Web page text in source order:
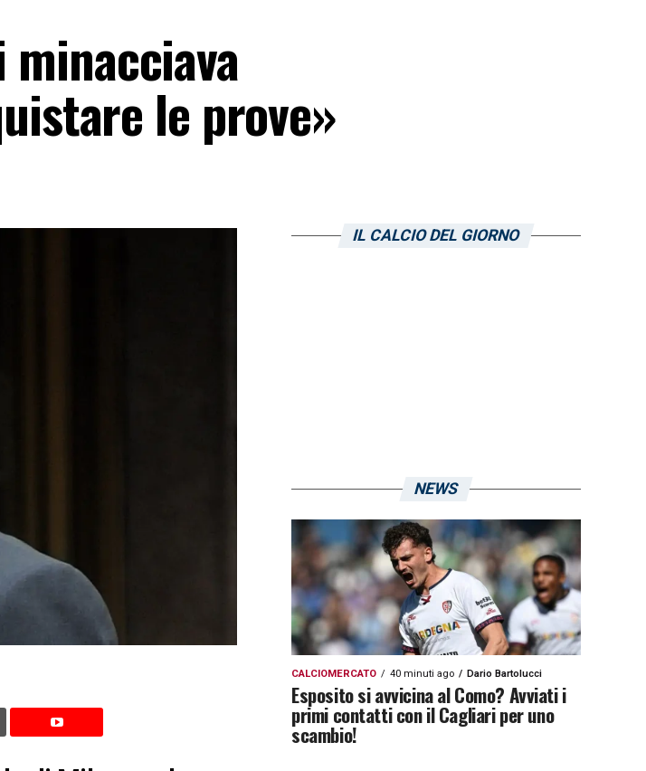
minacciava
le prove»
IL CALCIO DEL GIORNO
NEWS
CALCIOMERCATO 40 minuti ago Dario Bartolucci
Esposito si avvicina al Como? Avviati i
primi contatti con il Cagliari per uno
scambio!